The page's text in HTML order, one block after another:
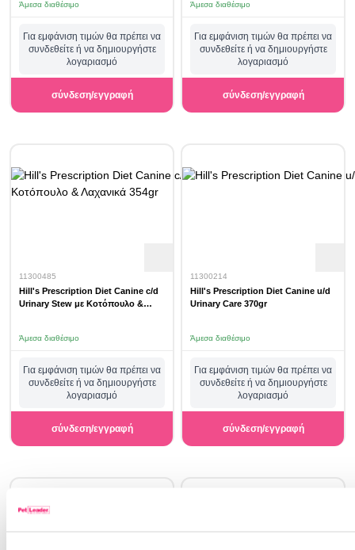
Άμεσα διαθέσιμο
Για εμφάνιση τιμών θα πρέπει να
συνδεθείτε ή να δημιουργήστε
λογαριασμό
σύνδεση/εγγραφή
Άμεσα διαθέσιμο
Για εμφάνιση τιμών θα πρέπει να
συνδεθείτε ή να δημιουργήστε
λογαριασμό
σύνδεση/εγγραφή
11300485
Hill's Prescription Diet Canine c/d
Urinary Stew με Κοτόπουλο &
Άμεσα διαθέσιμο
Για εμφάνιση τιμών θα πρέπει να
συνδεθείτε ή να δημιουργήστε
λογαριασμό
σύνδεση/εγγραφή
11300214
Hill's Prescription Diet Canine u/d
Urinary Care 370gr
Άμεσα διαθέσιμο
Για εμφάνιση τιμών θα πρέπει να
συνδεθείτε ή να δημιουργήστε
λογαριασμό
σύνδεση/εγγραφή